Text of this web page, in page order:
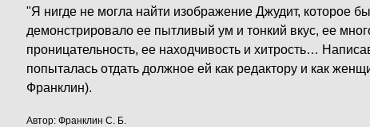
"Я нигде не могла найти изображение Джудит, которое
демонстрировало ее пытливый ум и тонкий вкус, ее
проницательность, ее находчивость и хитрость…
попыталась отдать должное ей как редактору и как
Франклин).
Автор: Франклин С. Б.